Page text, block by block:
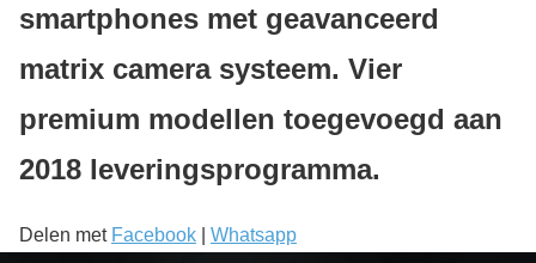
smartphones met geavanceerd
matrix camera systeem. Vier
premium modellen toegevoegd aan
2018 leveringsprogramma.
Delen met Facebook Whatsapp